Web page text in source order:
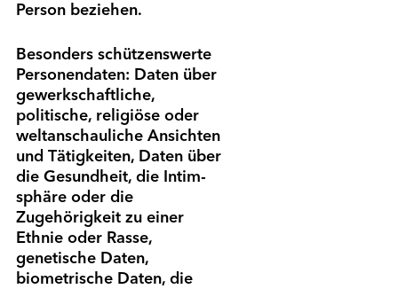
Person beziehen.
Besonders schützenswerte
Personen­daten: Daten über
gewerk­schaftliche,
politische, religiöse oder
welt­anschauliche Ansichten
und Tätigkeiten, Daten über
die Gesund­heit, die Intim­
sphäre oder die
Zugehörigkeit zu einer
Ethnie oder Rasse,
genetische Daten,
biometrische Daten, die